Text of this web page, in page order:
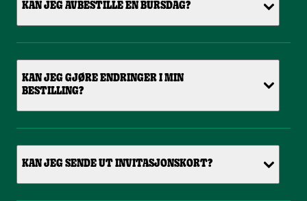
KAN JEG AVBESTILLE EN BURSDAG?
KAN JEG GJØRE ENDRINGER I MIN
BESTILLING?
KAN JEG SENDE UT INVITASJONSKORT?